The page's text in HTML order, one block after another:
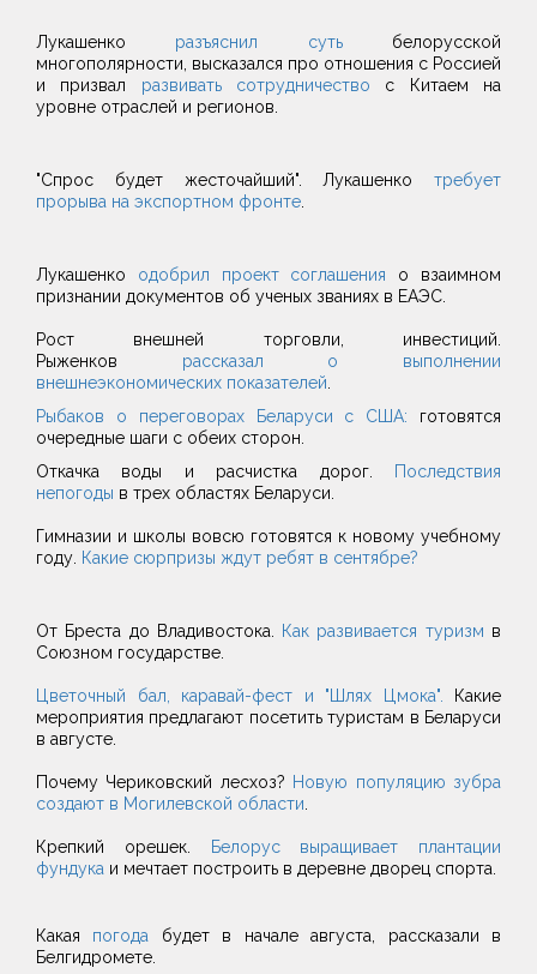
Лукашенко разъяснил сутьбелорусской
многополярности, высказался про отношения с Россией
и призвал развивать сотрудничество с Китаем на
уровне отраслей и регионов.
"Спрос будет жесточайший". Лукашенко требует
прорыва на экспортном фронте.
Лукашенко одобрил проект соглашения о взаимном
признании документов об ученых званиях в ЕАЭС.
Рост внешней торговли, инвестиций.
Рыженков рассказал о выполнении
внешнеэкономических показателей.
Рыбаков о переговорах Беларуси с США: готовятся
очередные шаги с обеих сторон.
Откачка воды и расчистка дорог.
Последствия
непогоды в трех областях Беларуси.
Гимназии и школы вовсю готовятся к новому учебному
году. Какие сюрпризы ждут ребят в сентябре?
От Бреста до Владивостока. Как развивается туризм в
Союзном государстве.
Цветочный бал, каравай-фест и "Шлях Цмока". Какие
мероприятия предлагают посетить туристам в Беларуси
в августе.
Почему Чериковский лесхоз? Новую популяцию зубра
создают в Могилевской области.
Крепкий орешек.
Белорус выращивает плантации
фундука и мечтает построить в деревне дворец спорта.
Какая погода будет в начале августа, рассказали в
Белгидромете.